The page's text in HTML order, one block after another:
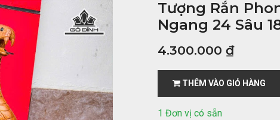
Tượng Rắn
Ngang 24 Sâu
4.300.000 ₫
THÊM VÀO GIỎ HÀNG
1 Đơn vị có sẵn